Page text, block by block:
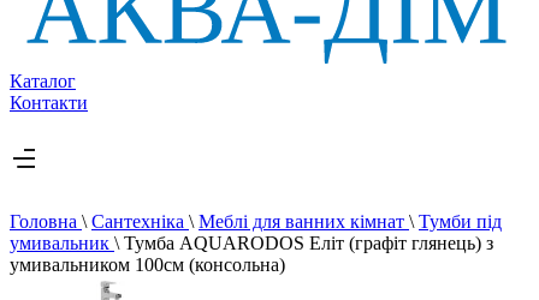
Каталог
Контакти
Головна \ Сантехніка \ Меблі для ванних кімнат \ Тумби під
умивальник \ Тумба AQUARODOS Еліт (графіт глянець) з
умивальником 100см (консольна)